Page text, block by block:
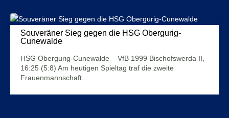
Souveräner Sieg gegen die HSG Obergurig-
Cunewalde
HSG Obergurig-Cunewalde – VfB 1999 Bischofswerda II,
16:25 (5:8) Am heutigen Spieltag traf die zweite
Frauenmannschaft...